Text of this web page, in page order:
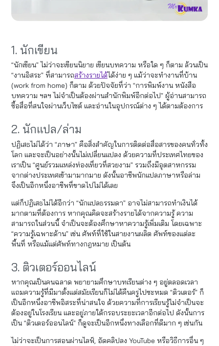
1. นักเขียน
“นักเขียน” ไม่ว่าจะเขียนนิยาย เขียนบทความ หรือใด ๆ ก็ตาม ล้วนเป็น
“งานอิสระ” ที่สามารถสร้างรายได้ได้ง่าย ๆ แม้ว่าจะทำงานที่บ้าน
(work from home) ก็ตาม ด้วยปัจจัยที่ว่า “การพิมพ์งาน หนังสือ
บทความ ฯลฯ ไม่จำเป็นต้องผ่านสำนักพิมพ์อีกต่อไป” ผู้อ่านสามารถ
ซื้อสื่อที่สนใจผ่านเว็บไซต์ และอ่านในอุปกรณ์ต่าง ๆ ได้ตามต้องการ
2. นักแปล/ล่าม
ปฏิเสธไม่ได้ว่า “ภาษา” คือสิ่งสำคัญในการติดต่อสื่อสารของคนทั่วทั้ง
โลก และจะเป็นอย่างนั้นไม่เปลี่ยนแปลง ด้วยความที่ประเทศไทยของ
เราเป็น “ศูนย์รวมแหล่งท่องเที่ยวที่สวยงาม” รวมถึงมีอุตสาหกรรม
จากต่างประเทศเข้ามามากมาย ดังนั้นอาชีพนักแปลภาษาหรือล่าม
จึงเป็นอีกหนึ่งอาชีพที่ขาดไปไม่ได้เลย
แต่ก็ปฏิเสธไม่ได้อีกว่า “นักแปลธรรมดา” อาจไม่สามารถทำเงินได้
มากตามที่ต้องการ หากคุณคิดจะสร้างรายได้จากความรู้ ความ
สามารถในส่วนนี้ จำเป็นจะต้องศึกษาหาความรู้เพิ่มเติม โดยเฉพาะ
“ความรู้เฉพาะด้าน” เช่น ศัพท์ที่ใช้ในสายงานผลิต ศัพท์ของแต่ละ
พื้นที่ หรือแม้แต่ศัพท์ทางกฎหมาย เป็นต้น
3. ติวเตอร์ออนไลน์
หากคุณเป็นคนฉลาด พยายามศึกษาบทเรียนต่าง ๆ อยู่ตลอดเวลา
แถมความรู้ที่มีมาตั้งแต่สมัยเรียนก็ไม่ได้คืนครูไปซะหมด “ติวเตอร์” ก็
เป็นอีกหนึ่งอาชีพอิสระที่น่าสนใจ ด้วยความที่การเรียนรู้ไม่จำเป็นจะ
ต้องอยู่ในโรงเรียน และอยู่ภายใต้กรอบระยะเวลาอีกต่อไป ดังนั้นการ
เป็น “ติวเตอร์ออนไลน์” ก็ดูจะเป็นอีกหนึ่งทางเลือกที่ดีมาก ๆ เช่นกัน
ไม่ว่าจะเป็นการสอนผ่านไลฟ์, อัดคลิปลง YouTube หรือวิธีการอื่น ๆ